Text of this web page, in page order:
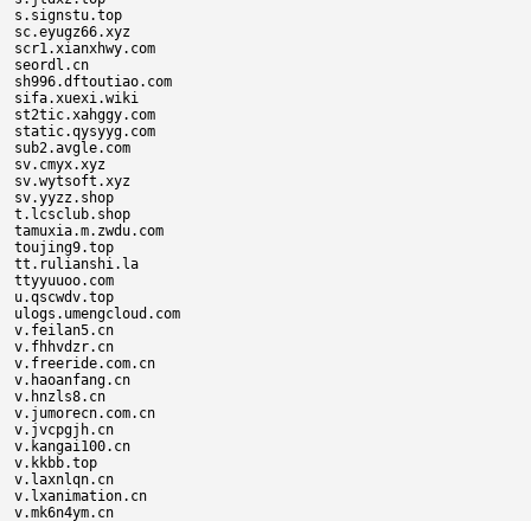
s.signstu.top
sc.eyugz66.xyz
scr1.xianxhwy.com
seordl.cn
sh996.dftoutiao.com
sifa.xuexi.wiki
st2tic.xahggy.com
static.qysyyg.com
sub2.avgle.com
sv.cmyx.xyz
sv.wytsoft.xyz
sv.yyzz.shop
t.lcsclub.shop
tamuxia.m.zwdu.com
toujing9.top
tt.rulianshi.la
ttyyuuoo.com
u.qscwdv.top
ulogs.umengcloud.com
v.feilan5.cn
v.fhhvdzr.cn
v.freeride.com.cn
v.haoanfang.cn
v.hnzls8.cn
v.jumorecn.com.cn
v.jvcpgjh.cn
v.kangai100.cn
v.kkbb.top
v.laxnlqn.cn
v.lxanimation.cn
v.mk6n4ym.cn